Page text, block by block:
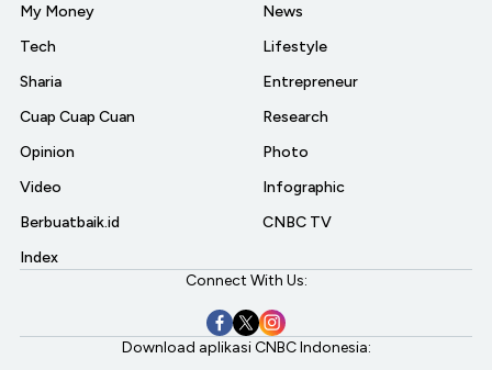
My Money
Tech
Sharia
Cuap Cuap Cuan
Opinion
Video
Berbuatbaik.id
Index
News
Lifestyle
Entrepreneur
Research
Photo
Infographic
CNBC TV
Connect With Us:
Download aplikasi CNBC Indonesia: